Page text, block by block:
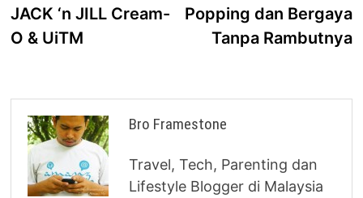
JACK ‘n JILL Cream-
O & UiTM
Popping dan Bergaya
Tanpa Rambutnya
Bro Framestone
Travel, Tech, Parenting dan
Lifestyle Blogger di Malaysia